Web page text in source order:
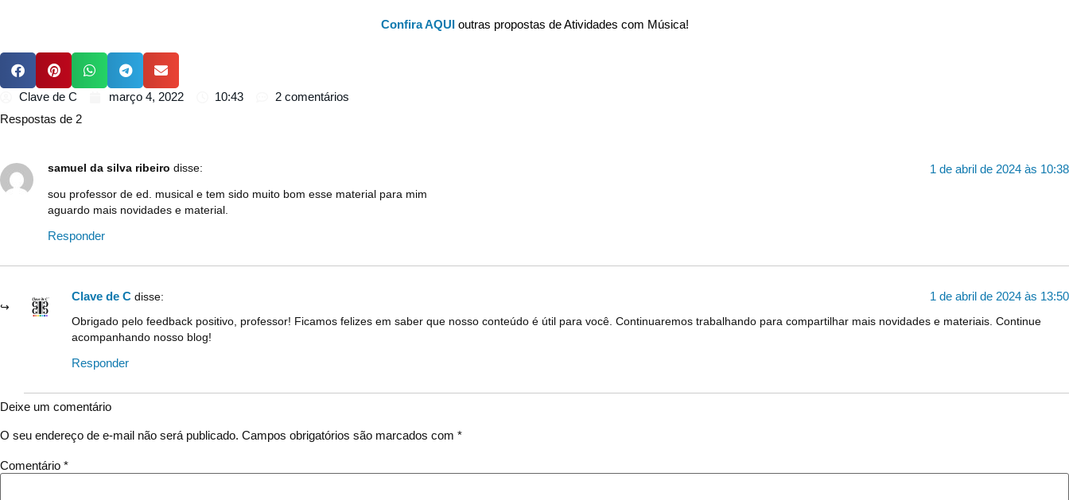
Confira AQUI outras propostas de Atividades com Música!
Clave de C março 4, 2022 10:43
2 comentários
Respostas de 2
samuel da silva ribeiro disse: 1 de abril de 2024 às 10:38
sou professor de ed. musical e tem sido muito bom esse material para mim
aguardo mais novidades e material.
Responder
Clave de C disse: 1 de abril de 2024 às 13:50
Obrigado pelo feedback positivo, professor! Ficamos felizes em saber que nosso conteúdo é útil para você. Continuaremos trabalhando para compartilhar mais novidades e materiais. Continue
acompanhando nosso blog!
Responder
Deixe um comentário
O seu endereço de e-mail não será publicado. Campos obrigatórios são marcados com *
Comentário *